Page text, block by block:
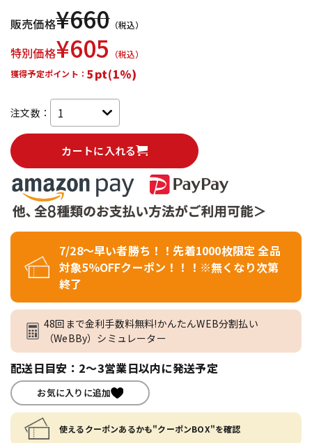
販売価格¥660 （税込）
特別価格¥605
（税込）
獲得予定ポイント： 5pt(1%)
注文数：
カートに入れる
7/28～早い者勝ち！！先着1000枚限定 全品
対象5％OFFクーポン！！！※無くなり次第
終了
48回まで金利手数料無料!かんたんWEB分割払い
（WeBBy）シミュレーター
配送日目安：2～3営業日以内に発送予定
お気に入りに追加
使えるクーポンあるかも"クーポンBOX"を確認